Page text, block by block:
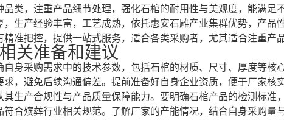
类，注重产品细节处理，强化石棺的耐用性与美观度，能满足
，生产经验丰富，工艺成熟，依托惠安石雕产业集群优势，产品
准把控，提供一站式服务，适合各类采购者，尤其适合注重产
关准备和建议
自身采购需求中的技术参数，包括石棺的材质、尺寸、厚度等核
求，避免后续沟通偏差。提前准备好自身企业资质，便于厂家核
其生产合规性与产品质量保障能力。要明确石棺产品的检测标准
符合殡葬行业相关规范。了解厂家的产能情况，结合自身采购量